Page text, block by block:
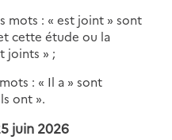
mots : « est joint » sont
cette étude ou la
joints » ;
: « Il a » sont
ont ».
juin 2026